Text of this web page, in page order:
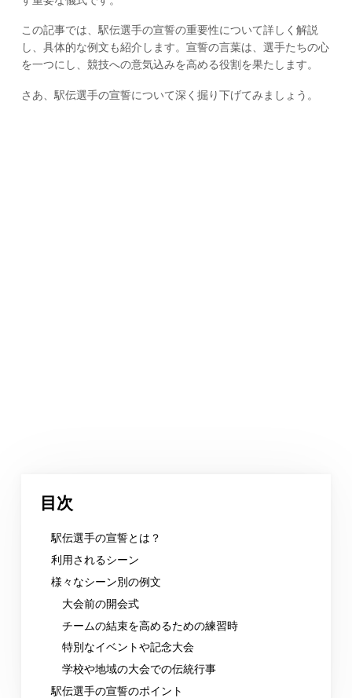
この記事では、駅伝選手の宣誓の重要性について詳しく解説
し、具体的な例文も紹介します。宣誓の言葉は、選手たちの心
を一つにし、競技への意気込みを高める役割を果たします。
さあ、駅伝選手の宣誓について深く掘り下げてみましょう。
目次
駅伝選手の宣誓とは？
利用されるシーン
様々なシーン別の例文
大会前の開会式
チームの結束を高めるための練習時
特別なイベントや記念大会
学校や地域の大会での伝統行事
駅伝選手の宣誓のポイント